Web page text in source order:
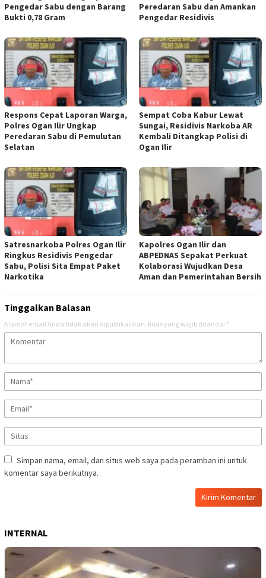
Pengedar Sabu dengan Barang
Bukti 0,78 Gram
Peredaran Sabu dan Amankan
Pengedar Residivis
Respons Cepat Laporan Warga,
Polres Ogan Ilir Ungkap
Peredaran Sabu di Pemulutan
Selatan
Sempat Coba Kabur Lewat
Sungai, Residivis Narkoba AR
Kembali Ditangkap Polisi di
Ogan Ilir
Satresnarkoba Polres Ogan Ilir
Ringkus Residivis Pengedar
Sabu, Polisi Sita Empat Paket
Narkotika
Kapolres Ogan Ilir dan
ABPEDNAS Sepakat Perkuat
Kolaborasi Wujudkan Desa
Aman dan Pemerintahan Bersih
Tinggalkan Balasan
Alamat email Anda tidak akan dipublikasikan. Ruas yang wajib ditandai *
Simpan nama, email, dan situs web saya pada peramban ini untuk
komentar saya berikutnya.
INTERNAL